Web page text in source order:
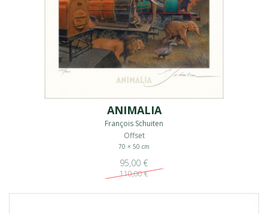
ANIMALIA
François Schuiten
Offset
70 × 50 cm
95,00 €
110,00 €